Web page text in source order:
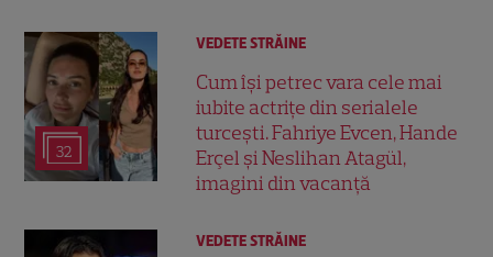
32
VEDETE STRĂINE
Cum își petrec vara cele mai
iubite actrițe din serialele
turcești. Fahriye Evcen, Hande
Erçel și Neslihan Atagül,
imagini din vacanță
VEDETE STRĂINE